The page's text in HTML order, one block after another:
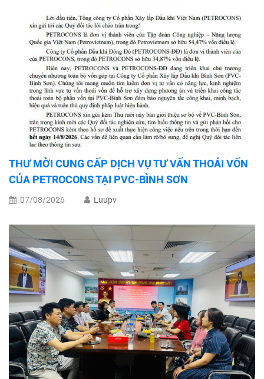
THƯ MỜI CUNG CẤP DỊCH VỤ TƯ VẤN THOÁI VỐN
CỦA PETROCONS TẠI PVC-BÌNH SƠN
07/08/2026 Luupv